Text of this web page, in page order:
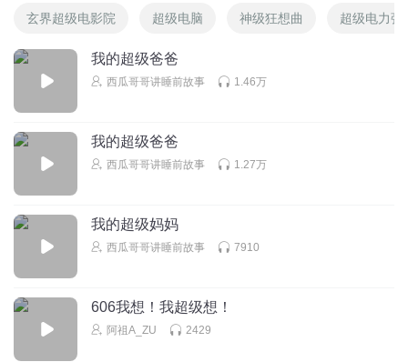
世界像谜语 欲望没有谜底
我们都是命运导体
实虚 迷离 悲喜 交替
天堂 地狱 一 行
Chorus
信：
玄界超级电影院 超级电脑 神级狂想曲 超级电力强
我的超级爸爸
西瓜哥哥讲睡前故事 1.46万
我的超级爸爸
西瓜哥哥讲睡前故事 1.27万
我的超级妈妈
西瓜哥哥讲睡前故事 7910
606我想！我超级想！
阿祖A_ZU 2429